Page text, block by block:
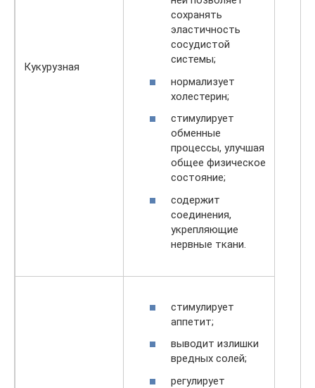
Кукурузная
сохранять
эластичность
сосудистой
системы;
нормализует
холестерин;
стимулирует
обменные
процессы, улучшая
общее физическое
состояние;
содержит
соединения,
укрепляющие
нервные ткани.
стимулирует
аппетит;
выводит излишки
вредных солей;
регулирует